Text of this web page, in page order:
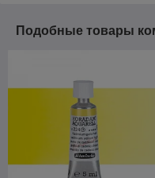
Подобные товары